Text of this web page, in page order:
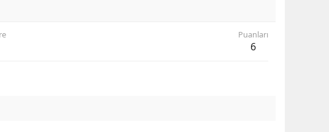
Puanları
6